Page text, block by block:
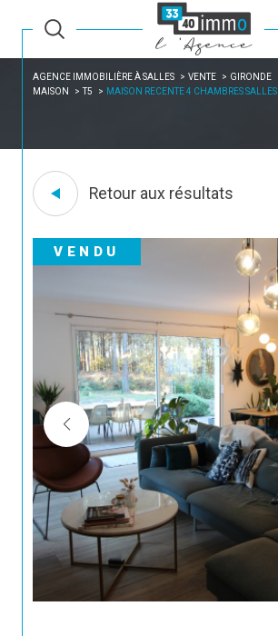
AGENCE IMMOBILIÈRE À SALLES VENTE GIRONDE
MAISON
T5 MAISON RECENTE 4 CHAMBRES SALLES
Retour aux résultats
VENDU